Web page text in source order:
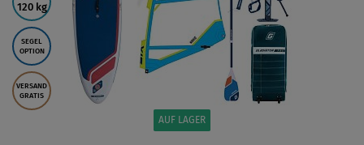
120 kg
SEGEL
OPTION
VERSAND
GRATIS
AUF LAGER